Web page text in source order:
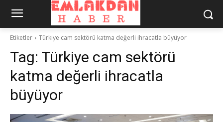
Etiketler Türkiye cam sektörü katma değerli ihracatla büyüyor
Tag: Türkiye cam sektörü
katma değerli ihracatla
büyüyor